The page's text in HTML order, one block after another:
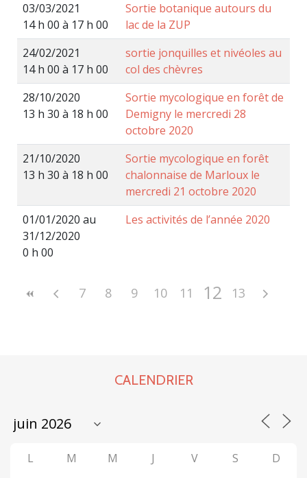
03/03/2021
14 h 00 à 17 h 00
Sortie botanique autours du
lac de la ZUP
24/02/2021
14 h 00 à 17 h 00
sortie jonquilles et nivéoles au
col des chèvres
28/10/2020
13 h 30 à 18 h 00
Sortie mycologique en forêt de
Demigny le mercredi 28
octobre 2020
21/10/2020
13 h 30 à 18 h 00
Sortie mycologique en forêt
chalonnaise de Marloux le
mercredi 21 octobre 2020
01/01/2020 au
31/12/2020
0 h 00
Les activités de l’année 2020
7 8 9 10 11 12 13
CALENDRIER
L M M J V S D